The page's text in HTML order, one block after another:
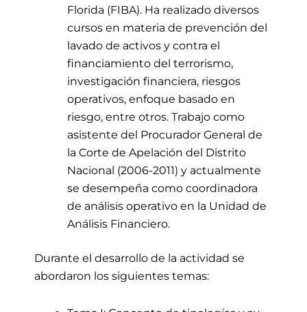
Florida (FIBA). Ha realizado diversos
cursos en materia de prevención del
lavado de activos y contra el
financiamiento del terrorismo,
investigación financiera, riesgos
operativos, enfoque basado en
riesgo, entre otros. Trabajo como
asistente del Procurador General de
la Corte de Apelación del Distrito
Nacional (2006-2011) y actualmente
se desempeña como coordinadora
de análisis operativo en la Unidad de
Análisis Financiero.
Durante el desarrollo de la actividad se
abordaron los siguientes temas: